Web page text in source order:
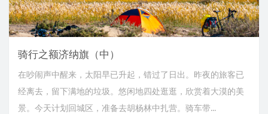
骑行之额济纳旗（中）
在吵闹声中醒来，太阳早已升起，错过了日出。昨夜的旅客已
经离去，留下满地的垃圾。悠闲地四处逛逛，欣赏着大漠的美
景。今天计划回城区，准备去胡杨林中扎营。骑车带...